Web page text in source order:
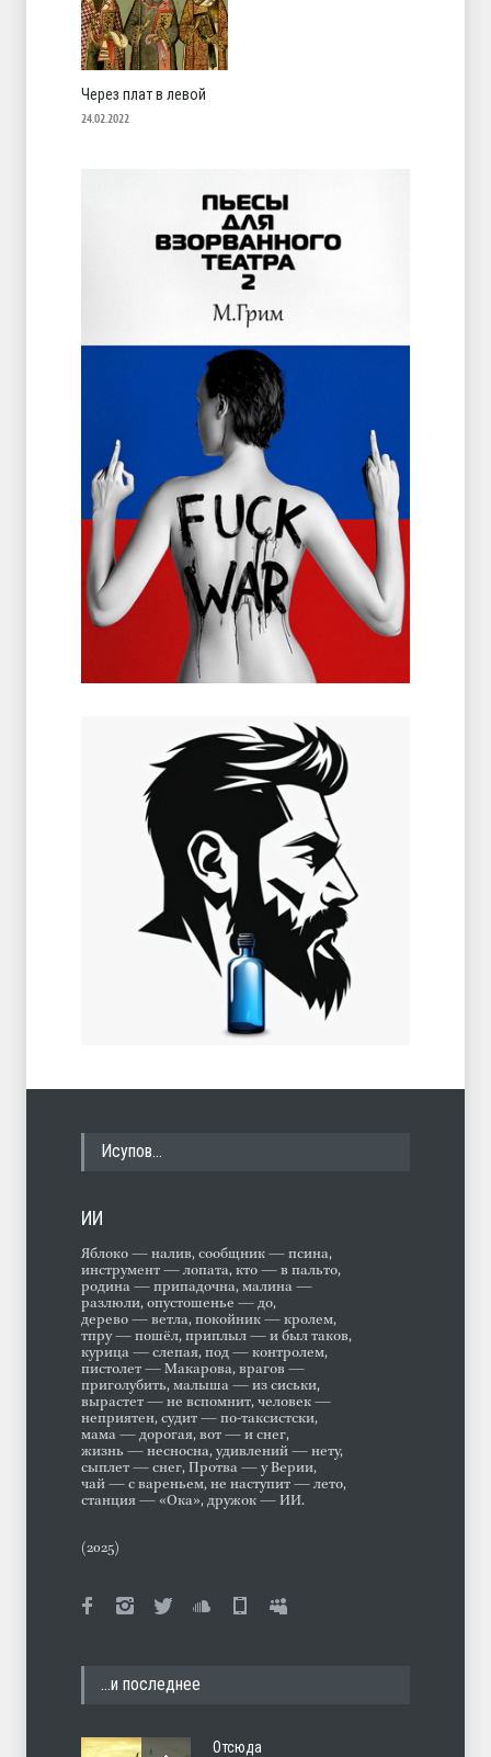
Через плат в левой
24.02.2022
Исупов…
ИИ
Яблоко — налив, сообщник — псина,
инструмент — лопата, кто — в пальто,
родина — припадочна, малина —
разлюли, опустошенье — до,
дерево — ветла, покойник — кролем,
тпру — пошёл, приплыл — и был таков,
курица — слепая, под — контролем,
пистолет — Макарова, врагов —
приголубить, малыша — из сиськи,
вырастет — не вспомнит, человек —
неприятен, судит — по-таксистски,
мама — дорогая, вот — и снег,
жизнь — несносна, удивлений — нету,
сыплет — снег, Протва — у Верии,
чай — с вареньем, не наступит — лето,
станция — «Ока», дружок — ИИ.
(2025)
…и последнее
Отсюда